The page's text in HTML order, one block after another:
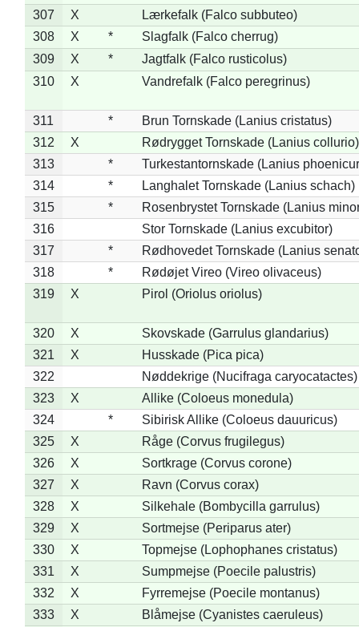
307 X
Lærkefalk (Falco subbuteo)
308
X *
Slagfalk (Falco cherrug)
309
X *
Jagtfalk (Falco rusticolus)
310
X Vandrefalk (Falco peregrinus)
311 *
Brun Tornskade (Lanius cristatus)
312
X
Rødrygget Tornskade (Lanius collurio)
313
*
Turkestantornskade (Lanius
314
*
Langhalet Tornskade (Lanius schach)
315
*
Rosenbrystet Tornskade (Lanius
316
Stor Tornskade (Lanius excubitor)
317
*
Rødhovedet Tornskade (Lanius
318
*
Rødøjet Vireo (Vireo olivaceus)
319
X Pirol (Oriolus oriolus)
320 X
Skovskade (Garrulus glandarius)
321
X
Husskade (Pica pica)
322
Nøddekrige (Nucifraga caryocatactes)
323
X
Allike (Coloeus monedula)
324
*
Sibirisk Allike (Coloeus dauuricus)
325
X
Råge (Corvus frugilegus)
326
X
Sortkrage (Corvus corone)
327
X
Ravn (Corvus corax)
328
X
Silkehale (Bombycilla garrulus)
329
X
Sortmejse (Periparus ater)
330
X
Topmejse (Lophophanes cristatus)
331
X
Sumpmejse (Poecile palustris)
332
X
Fyrremejse (Poecile montanus)
333
X
Blåmejse (Cyanistes caeruleus)